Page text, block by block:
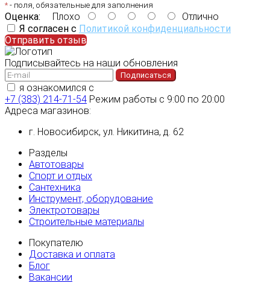
* - поля, обязательные для заполнения
Оценка: Плохо
Отлично
Я согласен с Политикой конфиденциальности
Отправить отзыв
Подписывайтесь на наши обновления
Подписаться
я ознакомился с
+7 (383) 214-71-54 Режим работы с 9:00 по 20:00
Адреса магазинов:
г. Новосибирск, ул. Никитина, д. 62
Разделы
Автотовары
Спорт и отдых
Сантехника
Инструмент, оборудование
Электротовары
Строительные материалы
Покупателю
Доставка и оплата
Блог
Вакансии